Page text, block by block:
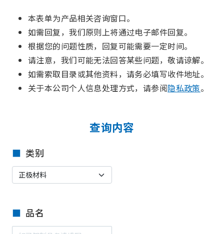
本表单为产品相关咨询窗口。
如需回复，我们原则上将通过电子邮件回复。
根据您的问题性质，回复可能需要一定时间。
请注意，我们可能无法回答某些问题，敬请谅解。
如需索取目录或其他资料，请务必填写收件地址。
关于本公司个人信息处理方式，请参阅隐私政策。
查询内容
类别
品名